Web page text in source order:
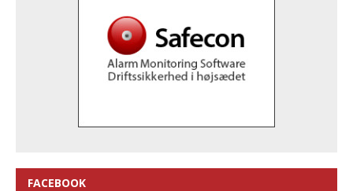
FACEBOOK